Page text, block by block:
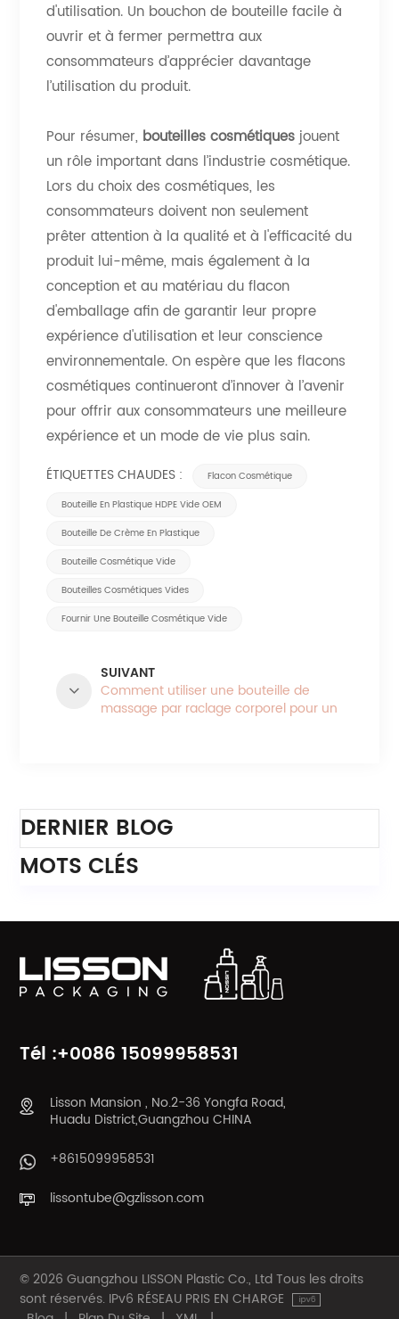
d'utilisation. Un bouchon de bouteille facile à
ouvrir et à fermer permettra aux
consommateurs d’apprécier davantage
l’utilisation du produit.
Pour résumer, bouteilles cosmétiquesjouent
un rôle important dans l’industrie cosmétique.
Lors du choix des cosmétiques, les
consommateurs doivent non seulement
prêter attention à la qualité et à l'efficacité du
produit lui-même, mais également à la
conception et au matériau du flacon
d'emballage afin de garantir leur propre
expérience d'utilisation et leur conscience
environnementale. On espère que les flacons
cosmétiques continueront d’innover à l’avenir
pour offrir aux consommateurs une meilleure
expérience et un mode de vie plus sain.
ÉTIQUETTES CHAUDES :
Flacon Cosmétique
Bouteille En Plastique HDPE Vide OEM
Bouteille De Crème En Plastique
Bouteille Cosmétique Vide
Bouteilles Cosmétiques Vides
Fournir Une Bouteille Cosmétique Vide
SUIVANT
Comment utiliser une bouteille de
massage par raclage corporel pour un
DERNIER BLOG
MOTS CLÉS
Tél :+0086 15099958531
Lisson Mansion , No.2-36 Yongfa Road,
Huadu District,Guangzhou CHINA
+8615099958531
lissontube@gzlisson.com
© 2026 Guangzhou LISSON Plastic Co., Ltd Tous les droits
sont réservés. IPv6 RÉSEAU PRIS EN CHARGE